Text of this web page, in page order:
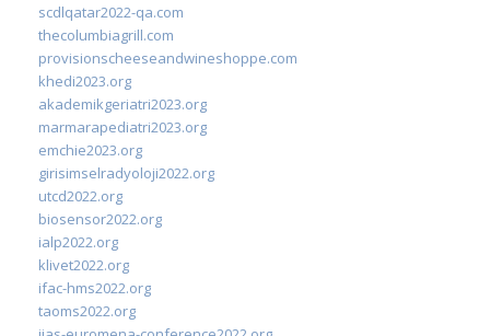
scdlqatar2022-qa.com
thecolumbiagrill.com
provisionscheeseandwineshoppe.com
khedi2023.org
akademikgeriatri2023.org
marmarapediatri2023.org
emchie2023.org
girisimselradyoloji2022.org
utcd2022.org
biosensor2022.org
ialp2022.org
klivet2022.org
ifac-hms2022.org
taoms2022.org